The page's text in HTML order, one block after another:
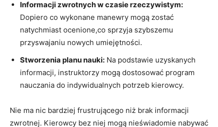
Informacji ⁢zwrotnych⁢ w ⁣czasie rzeczywistym:
Dopiero co wykonane manewry⁤ mogą zostać
‍natychmiast ocenione,co sprzyja⁤ szybszemu
przyswajaniu⁤ nowych umiejętności.
Stworzenia ‌planu nauki: Na podstawie ‍uzyskanych
informacji, instruktorzy mogą dostosować program
nauczania do‌ indywidualnych potrzeb⁢ kierowcy.
Nie ma nic bardziej⁣ frustrującego ⁣niż brak informacji
zwrotnej. Kierowcy bez niej ⁣mogą nieświadomie​ nabywać